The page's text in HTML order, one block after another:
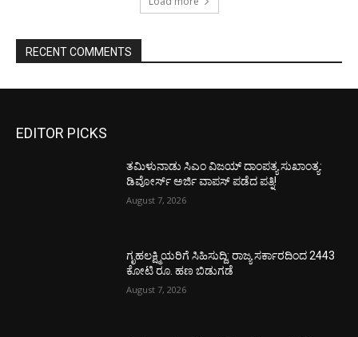
RECENT COMMENTS
EDITOR PICKS
ತಮಿಳುನಾಡು ಸಿಎಂ ವಿಜಯ್‌ ದಾಂಪತ್ಯ ಸುಖಾಂತ್ಯ:
ಡಿವೋರ್ಸ್‌ ಅರ್ಜಿ ವಾಪಸ್‌ ಪಡೆದ ಪತ್ನಿ!
August 7, 2026
ಗೃಹಲಕ್ಷ್ಮಿಯರಿಗೆ ಸಿಹಿಸುದ್ದಿ: ರಾಜ್ಯ ಸರ್ಕಾರದಿಂದ 2443
ಕೋಟಿ ರೂ. ಹಣ ಬಿಡುಗಡೆ
August 7, 2026